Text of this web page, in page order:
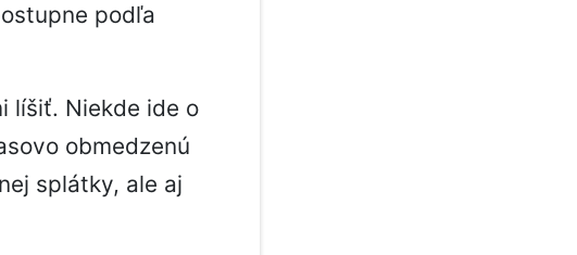
podľa
líšiť. Niekde ide o
obmedzenú
splátky, ale aj